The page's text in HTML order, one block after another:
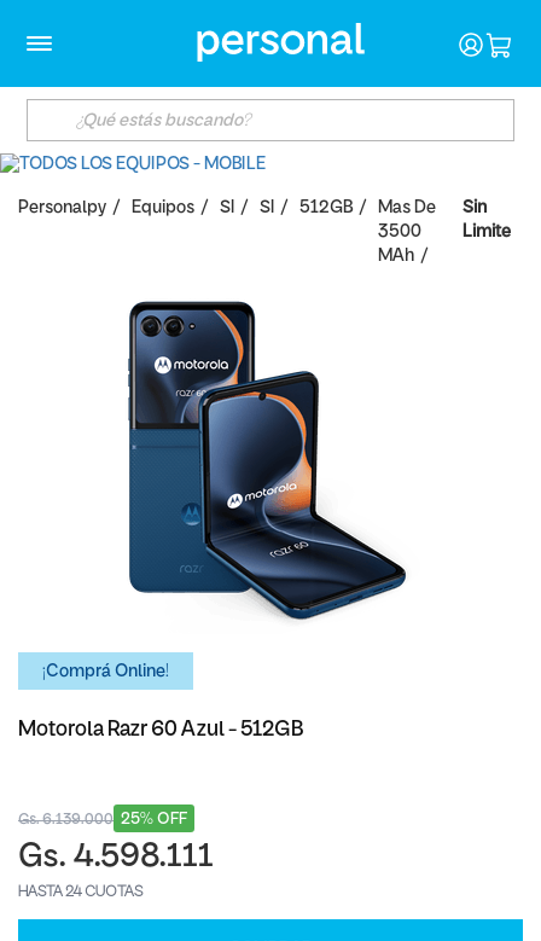
Personalpy Equipos SI SI 512GB
Mas De
3500
MAh
Sin
Limite
¡Comprá Online!
Motorola Razr 60 Azul - 512GB
25% OFF
Gs. 6.139.000
Gs. 4.598.111
HASTA 24 CUOTAS